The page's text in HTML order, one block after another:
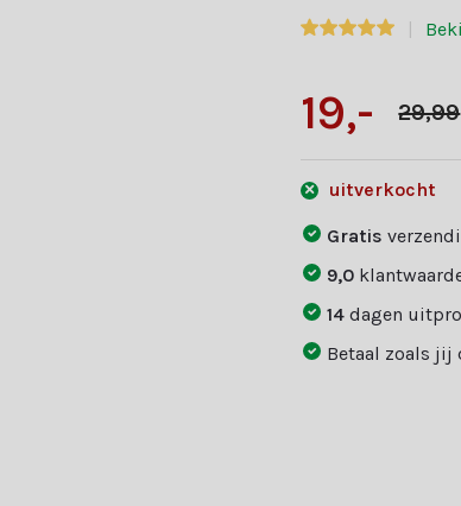
19,- 29,99
uitverkocht
Gratis
9,0
14dagen
Betaal zoals